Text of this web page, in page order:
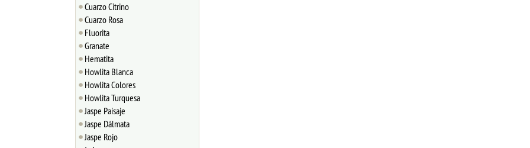
Cuarzo Citrino
Cuarzo Rosa
Fluorita
Granate
Hematita
Howlita Blanca
Howlita Colores
Howlita Turquesa
Jaspe Paisaje
Jaspe Dálmata
Jaspe Rojo